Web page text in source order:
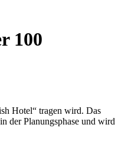
100
Hotel“ tragen wird. Das
der Planungsphase und wird